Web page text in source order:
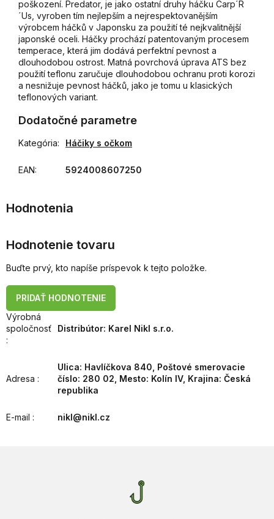
poškození. Predator, je jako ostatní druhy háčku Carp´R
´Us, vyroben tím nejlepším a nejrespektovanějším
výrobcem háčků v Japonsku za použití té nejkvalitnější
japonské oceli. Háčky prochází patentovaným procesem
temperace, která jim dodává perfektní pevnost a
dlouhodobou ostrost. Matná povrchová úprava ATS bez
použití teflonu zaručuje dlouhodobou ochranu proti korozi
a nesnižuje pevnost háčků, jako je tomu u klasických
teflonových variant.
Dodatočné parametre
Kategória: Háčiky s očkom
EAN: 5924008607250
Hodnotenie tovaru
Buďte prvý, kto napíše príspevok k tejto položke.
PRIDAŤ HODNOTENIE
Výrobná
spoločnosť
:
Distribútor: Karel Nikl s.r.o.
Adresa :
Ulica: Havlíčkova 840, Poštové smerovacie
číslo: 280 02, Mesto: Kolín IV, Krajina: Česká
republika
E-mail : nikl@nikl.cz